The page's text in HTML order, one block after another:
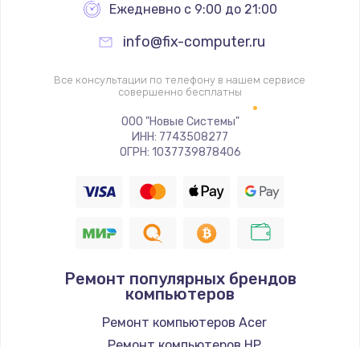
Замена элемента
1190 руб.
Заказать
Замена материнской платы
1330 руб.
1190 руб.
Замена корпуса
890 руб.
Ежедневно с 9:00 до 21:00
info@fix-computer.ru
Все консультации по телефону в нашем сервисе
совершенно бесплатны
ООО "Новые Системы"
ИНН: 7743508277
ОГРН: 1037739878406
Ремонт популярных брендов
компьютеров
Ремонт компьютеров Acer